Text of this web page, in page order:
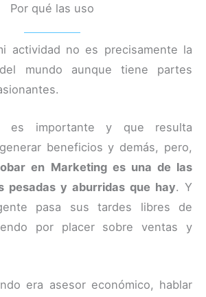
Por qué las uso
actividad no es precisamente la
mundo aunque tiene partes
es importante y que resulta
beneficios y demás, pero,
en Marketing es una de las
pesadas y aburridas que hay. Y
pasa sus tardes libres de
por placer sobre ventas y
era asesor económico, hablar